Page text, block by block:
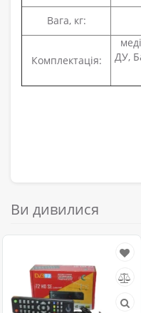
Вага, кг:
Комплектація:
ДУ,
Ви дивилися